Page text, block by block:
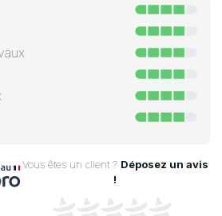
Vous êtes un client ? Déposez un avis
!